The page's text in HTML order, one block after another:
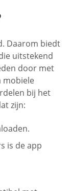
Daarom biedt
uitstekend
door met
mobiele
bij het
zijn:
is de app